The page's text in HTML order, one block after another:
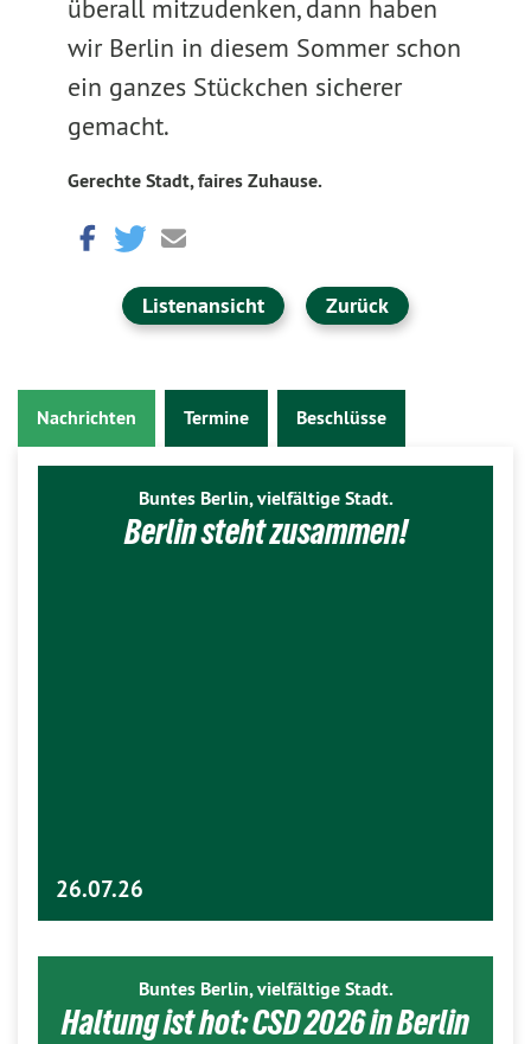
überall mitzudenken, dann haben
wir Berlin in diesem Sommer schon
ein ganzes Stückchen sicherer
gemacht.
Gerechte Stadt, faires Zuhause.
Listenansicht Zurück
Nachrichten Termine Beschlüsse
Buntes Berlin, vielfältige Stadt.
Berlin steht zusammen!
26.07.26
Buntes Berlin, vielfältige Stadt.
Haltung ist hot: CSD 2026 in Berlin